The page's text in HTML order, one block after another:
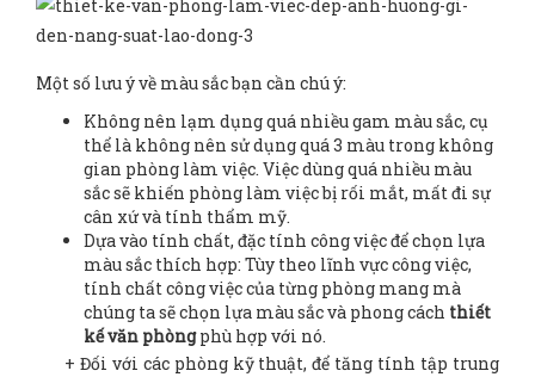
Một số lưu ý về màu sắc bạn cần chú ý:
Không nên lạm dụng quá nhiều gam màu sắc, cụ
thể là không nên sử dụng quá 3 màu trong không
gian phòng làm việc. Việc dùng quá nhiều màu
sắc sẽ khiến phòng làm việc bị rối mắt, mất đi sự
cân xứ và tính thẩm mỹ.
Dựa vào tính chất, đặc tính công việc để chọn lựa
màu sắc thích hợp: Tùy theo lĩnh vực công việc,
tính chất công việc của từng phòng mang mà
chúng ta sẽ chọn lựa màu sắc và phong cách thiết
kế văn phòngphù hợp với nó.
+ Đối với các phòng kỹ thuật, để tăng tính tập trung